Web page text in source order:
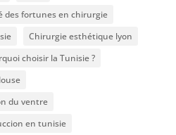
des fortunes en chirurgie
Chirurgie esthétique lyon
choisir la Tunisie ?
du ventre​
en tunisie